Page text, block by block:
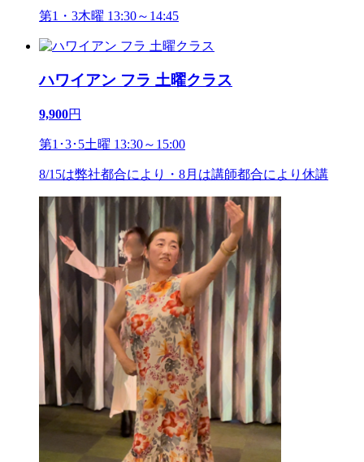
第1・3木曜 13:30～14:45
ハワイアン フラ 土曜クラス
9,900円
第1･3･5土曜 13:30～15:00
8/15は弊社都合により・8月は講師都合により休講